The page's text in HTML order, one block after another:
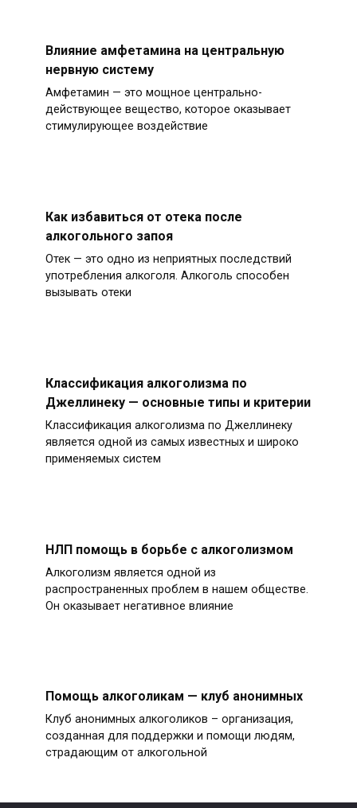
Влияние амфетамина на центральную
нервную систему
Амфетамин — это мощное центрально-
действующее вещество, которое оказывает
стимулирующее воздействие
Как избавиться от отека после
алкогольного запоя
Отек — это одно из неприятных последствий
употребления алкоголя. Алкоголь способен
вызывать отеки
Классификация алкоголизма по
Джеллинеку — основные типы и критерии
Классификация алкоголизма по Джеллинеку
является одной из самых известных и широко
применяемых систем
НЛП помощь в борьбе с алкоголизмом
Алкоголизм является одной из
распространенных проблем в нашем обществе.
Он оказывает негативное влияние
Помощь алкоголикам — клуб анонимных
Клуб анонимных алкоголиков – организация,
созданная для поддержки и помощи людям,
страдающим от алкогольной